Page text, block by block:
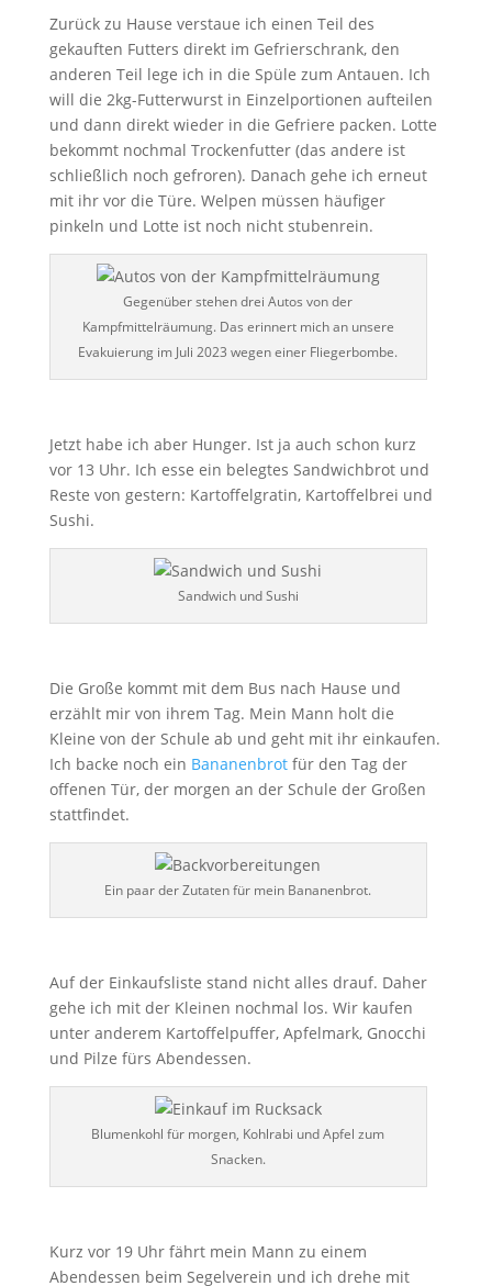
Zurück zu Hause verstaue ich einen Teil des
gekauften Futters direkt im Gefrierschrank, den
anderen Teil lege ich in die Spüle zum Antauen. Ich
will die 2kg-Futterwurst in Einzelportionen aufteilen
und dann direkt wieder in die Gefriere packen. Lotte
bekommt nochmal Trockenfutter (das andere ist
schließlich noch gefroren). Danach gehe ich erneut
mit ihr vor die Türe. Welpen müssen häufiger
pinkeln und Lotte ist noch nicht stubenrein.
Gegenüber stehen drei Autos von der
Kampfmittelräumung. Das erinnert mich an unsere
Evakuierung im Juli 2023 wegen einer Fliegerbombe.
Jetzt habe ich aber Hunger. Ist ja auch schon kurz
vor 13 Uhr. Ich esse ein belegtes Sandwichbrot und
Reste von gestern: Kartoffelgratin, Kartoffelbrei und
Sushi.
Sandwich und Sushi
Die Große kommt mit dem Bus nach Hause und
erzählt mir von ihrem Tag. Mein Mann holt die
Kleine von der Schule ab und geht mit ihr einkaufen.
Ich backe noch ein Bananenbrotfür den Tag der
offenen Tür, der morgen an der Schule der Großen
stattfindet.
Ein paar der Zutaten für mein Bananenbrot.
Auf der Einkaufsliste stand nicht alles drauf. Daher
gehe ich mit der Kleinen nochmal los. Wir kaufen
unter anderem Kartoffelpuffer, Apfelmark, Gnocchi
und Pilze fürs Abendessen.
Blumenkohl für morgen, Kohlrabi und Apfel zum
Snacken.
Kurz vor 19 Uhr fährt mein Mann zu einem
Abendessen beim Segelverein und ich drehe mit